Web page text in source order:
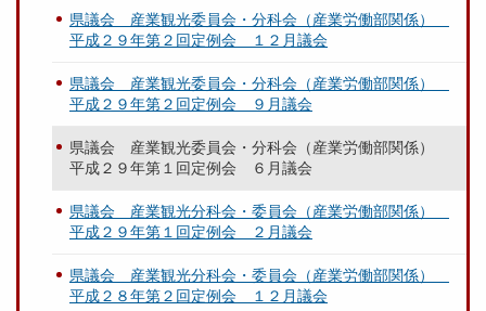
県議会 産業観光委員会・分科会（産業労働部関係）
平成２９年第２回定例会 １２月議会
県議会 産業観光委員会・分科会（産業労働部関係）
平成２９年第２回定例会 ９月議会
県議会 産業観光委員会・分科会（産業労働部関係）
平成２９年第１回定例会 ６月議会
県議会 産業観光分科会・委員会（産業労働部関係）
平成２９年第１回定例会 ２月議会
県議会 産業観光分科会・委員会（産業労働部関係）
平成２８年第２回定例会 １２月議会